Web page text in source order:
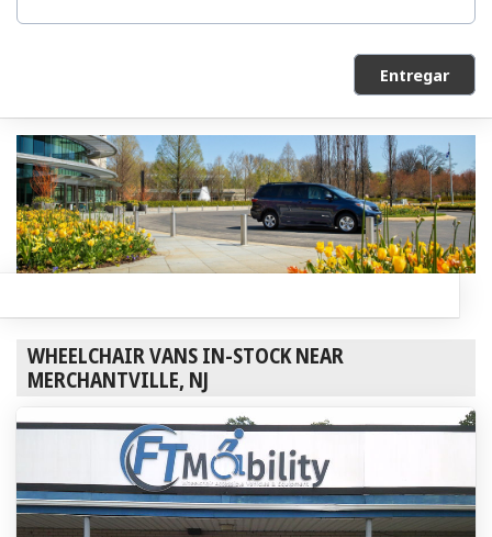
Entregar
WHEELCHAIR VANS IN-STOCK NEAR
MERCHANTVILLE, NJ